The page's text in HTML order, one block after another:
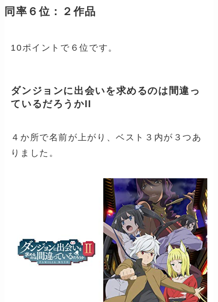
同率６位：２作品
10ポイントで６位です。
ダンジョンに出会いを求めるのは間違っ
ているだろうかII
４か所で名前が上がり、ベスト３内が３つあ
りました。